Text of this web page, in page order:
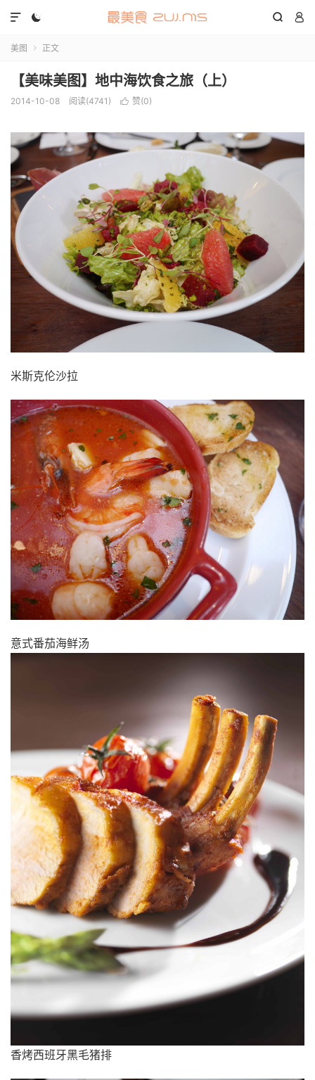
  

美图  正文
【美味美图】地中海饮食之旅（上）
2014-10-08 阅读(4741)  赞(0)
米斯克伦沙拉
意式番茄海鲜汤
香烤西班牙黑毛猪排